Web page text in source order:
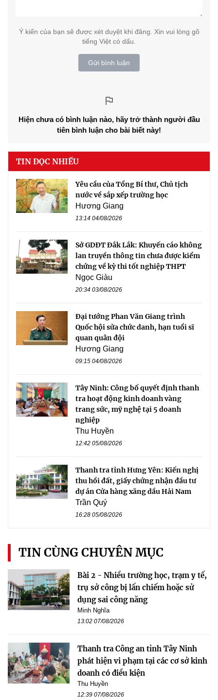
Ý kiến của bạn sẽ được xét duyệt khi đăng. Xin vui lòng gõ
tiếng Việt có dấu.
Gửi bình luận
Hiện chưa có bình luận nào, hãy trở thành người đầu
tiên bình luận cho bài biết này!
TIN ĐỌC NHIỀU
Yêu cầu của Tổng Bí thư, Chủ tịch
nước về sắp xếp trường học
Hương Giang
13:14 04/08/2026
Sở GDĐT Đắk Lắk: Khuyến cáo không
lan truyền thông tin chưa được kiểm
chứng về kỳ thi tốt nghiệp THPT
Ngọc Giàu
20:34 03/08/2026
Đại tướng Phan Văn Giang trình
Quốc hội sửa chức danh, hạn tuổi sĩ
quan quân đội
Hương Giang
09:15 04/08/2026
Tây Ninh: Công bố quyết định thanh
tra hoạt động kinh doanh vàng
trang sức, mỹ nghệ tại 5 doanh
nghiệp
Thu Huyền
12:42 05/08/2026
Thanh tra tỉnh Hưng Yên: Kiến nghị
thu hồi đất, giấy chứng nhận đầu tư
dự án Cửa hàng xăng dầu Hải Nam
Trần Quý
16:28 05/08/2026
TIN CÙNG CHUYÊN MỤC
Bài 2 - Nhiều trường học, trạm y tế,
trụ sở công bị lấn chiếm hoặc sử
dụng sai công năng
Minh Nghĩa
13:02 07/08/2026
Thanh tra Công an tỉnh Tây Ninh
phát hiện vi phạm tại các cơ sở kinh
doanh có điều kiện
Thu Huyền
12:39 07/08/2026